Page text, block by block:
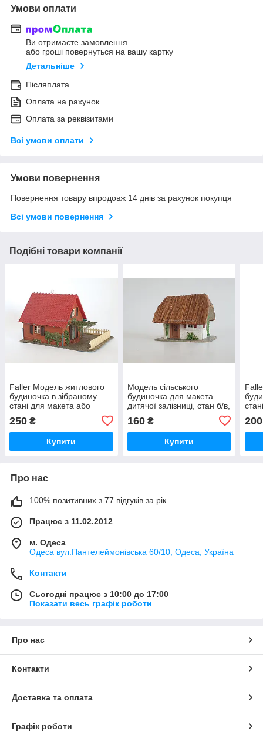
Умови оплати
Ви отримаєте замовлення
або гроші повернуться на вашу картку
Детальніше
Післяплата
Оплата на рахунок
Оплата за реквізитами
Всі умови оплати
Умови повернення
Повернення товару впродовж 14 днів за рахунок покупця
Всі умови повернення
Подібні товари компанії
Faller Модель житлового
будиночка в зібраному
станi для макета або
H0,1/87
250 ₴
Купити
Модель сільського
будиночка для макета
дитячої залізниці, стан б/в,
160₴
Купити
200
Про нас
100% позитивних з 77 відгуків за рік
Працює з 11.02.2012
м. Одеса
Одеса вул.Пантелеймонівська 60/10, Одеса, Україна
Контакти
Сьогодні працює з 10:00 до 17:00
Показати весь графік роботи
Про нас
Контакти
Доставка та оплата
Графік роботи